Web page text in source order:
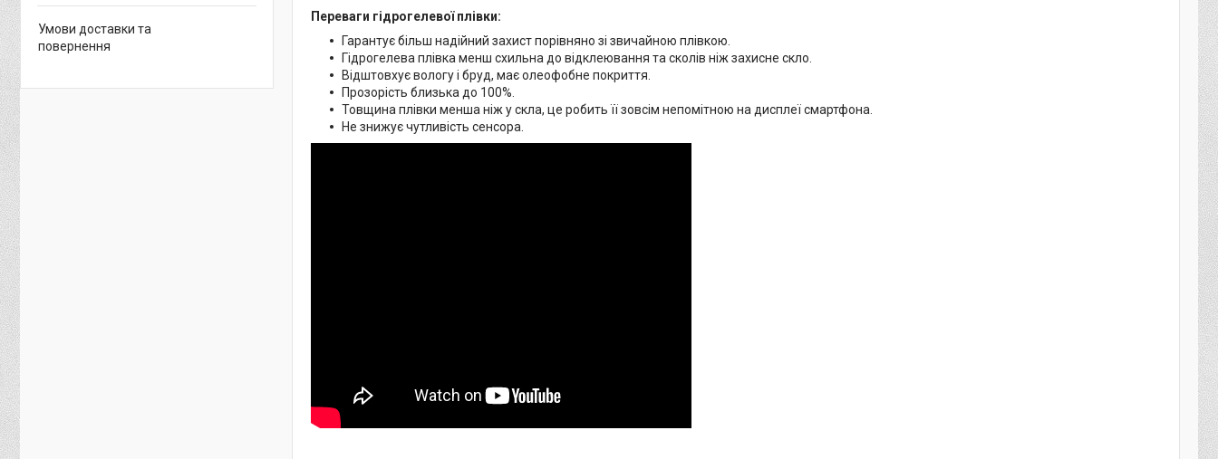
Переваги гідрогелевої плівки:
Гарантує більш надійний захист порівняно зі звичайною плівкою.
Гідрогелева плівка менш схильна до відклеювання та сколів ніж захисне скло.
Відштовхує вологу і бруд, має олеофобне покриття.
Прозорість близька до 100%.
Товщина плівки менша ніж у скла, це робить її зовсім непомітною на дисплеї смартфона.
Не знижує чутливість сенсора.
Умови доставки та
повернення